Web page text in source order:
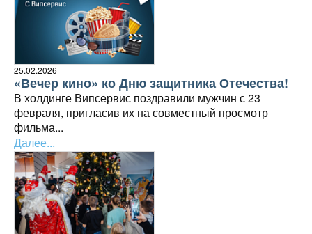
«Вечер кино» ко Дню защитника Отечества!
В холдинге Випсервис поздравили мужчин с 23
февраля, пригласив их на совместный просмотр
фильма...
25.02.2026
Далее...